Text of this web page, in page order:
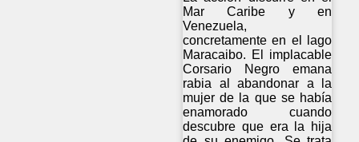
Mar Caribe y en
Venezuela,
concretamente en el lago
Maracaibo. El implacable
Corsario Negro emana
rabia al abandonar a la
mujer de la que se había
enamorado cuando
descubre que era la hija